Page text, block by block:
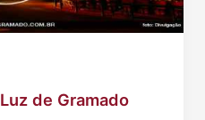
de Gramado